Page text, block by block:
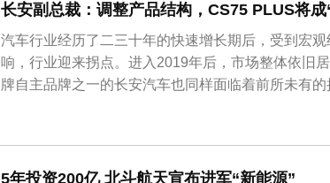
长安副总裁：调整产品结构，CS75 PLUS将成
汽车行业经历了二三十年的快速增长期后，受到宏
响，行业迎来拐点。进入2019年后，市场整体依旧
牌自主品牌之一的长安汽车也同样面临着前所未有
同比下滑16.18%；归属于上市公司股东的净利润为-
239.17%。上半年，长...
5年投资200亿 北斗航天宣布进军“新能源”